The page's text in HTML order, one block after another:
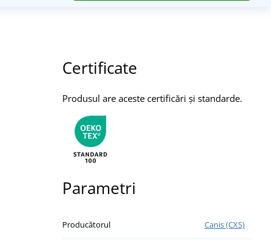
Certificate
Produsul are aceste certificări și standarde.
Parametri
Producătorul Canis (CXS)